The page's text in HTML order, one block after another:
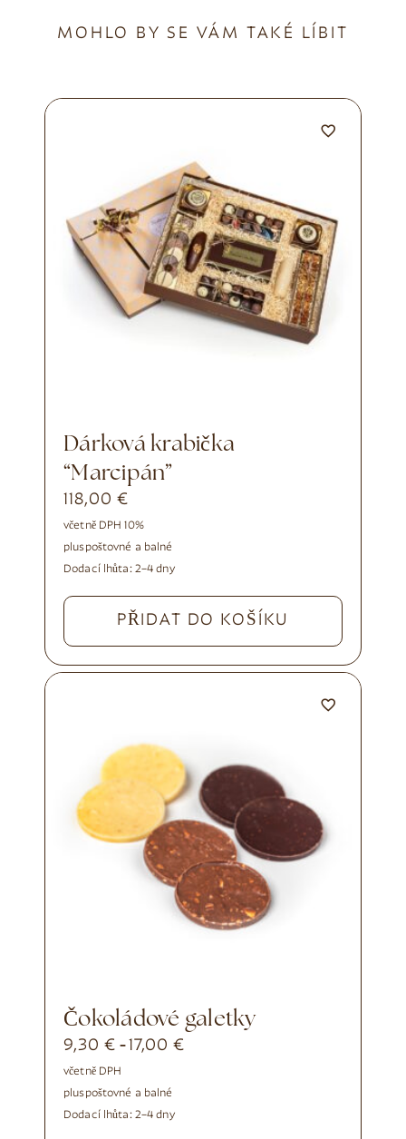
MOHLO BY SE VÁM TAKÉ LÍBIT
Dárková krabička
“Marcipán”
118,00 €
včetně DPH 10%
pluspoštovné a balné
Dodací lhůta: 2–4 dny
PŘIDAT DO KOŠÍKU
Čokoládové galetky
9,30 € -17,00€
včetně DPH
pluspoštovné a balné
Dodací lhůta: 2–4 dny